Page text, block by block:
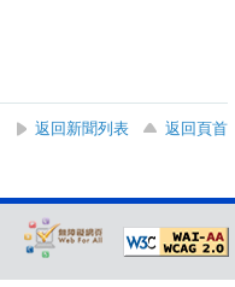
返回新聞列表
返回頁首